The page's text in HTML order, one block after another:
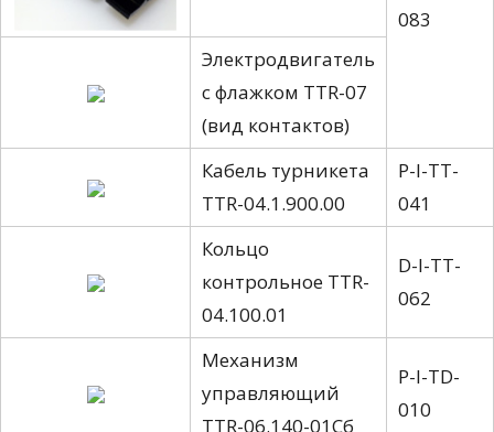
083
Электродвигатель
с флажком TTR-07
(вид контактов)
Кабель турникета
TTR-04.1.900.00
P-I-TT-
041
Кольцо
контрольное TTR-
04.100.01
D-I-TT-
062
Механизм
управляющий
TTR-06.140-01Cб
P-I-TD-
010